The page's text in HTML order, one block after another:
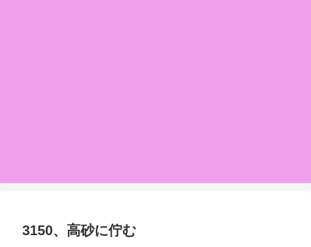
3150、高砂に佇む